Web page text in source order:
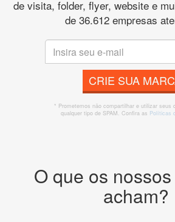
de visita, folder, flyer, website e
de 36.612 empresas
CRIE SUA
* Prometemos não compartilhar e utilizar seus
qualquer tipo de SPAM. Confira as Políticas
O que os
acham?